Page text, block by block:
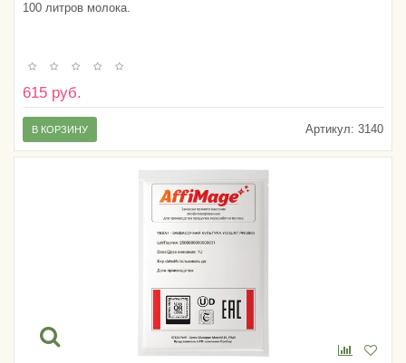
100 литров молока.
615 руб.
Артикул: 3140
В КОРЗИНУ